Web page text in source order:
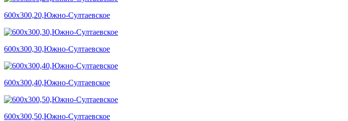
600х300,20,Южно-Султаевское
600х300,30,Южно-Султаевское
600х300,40,Южно-Султаевское
600х300,50,Южно-Султаевское